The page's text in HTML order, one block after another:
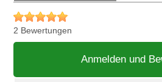
2 Bewertungen
Anmelden und